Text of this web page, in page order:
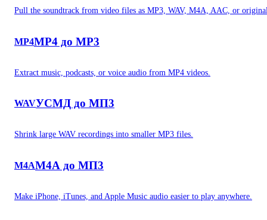
Pull the soundtrack from video files as MP3, WAV, M4A, AAC, or
MP4MP4 до MP3
Extract music, podcasts, or voice audio from MP4 videos.
WAVУСМД до МП3
Shrink large WAV recordings into smaller MP3 files.
M4AМ4А до МП3
Make iPhone, iTunes, and Apple Music audio easier to play anywhere.